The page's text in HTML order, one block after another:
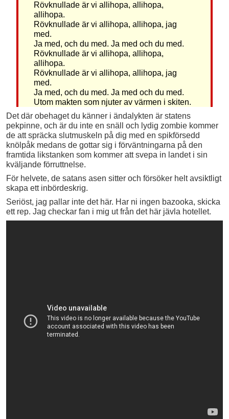
Rövknullade är vi allihopa, allihopa,
allihopa.
Rövknullade är vi allihopa, allihopa, jag
med.
Ja med, och du med. Ja med och du med.
Rövknullade är vi allihopa, allihopa,
allihopa.
Rövknullade är vi allihopa, allihopa, jag
med.
Ja med, och du med. Ja med och du med.
Utom makten som njuter av värmen i skiten.
Det där obehaget du känner i ändalykten är statens
pekpinne, och är du inte en snäll och lydig zombie kommer
de att spräcka slutmuskeln på dig med en spikförsedd
knölpåk medans de gottar sig i förväntningarna på den
framtida likstanken som kommer att svepa in landet i sin
kväljande förruttnelse.
För helvete, de satans asen sitter och försöker helt avsiktligt
skapa ett inbördeskrig.
Seriöst, jag pallar inte det här. Har ni ingen bazooka, skicka
ett rep. Jag checkar fan i mig ut från det här jävla hotellet.